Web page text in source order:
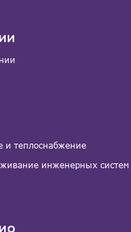
и теплоснабжение
инженерных систем